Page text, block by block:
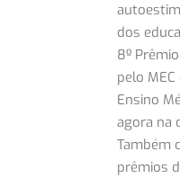
dos
8º
pelo
Ensino
agora na
Também
prêmios